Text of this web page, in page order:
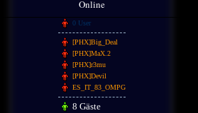
Online
0 User
[PHX]Big_Deal
[PHX]MaX.2
[PHX]r3mu
[PHX]Devil
ES_IT_83_OMPG
8 Gäste